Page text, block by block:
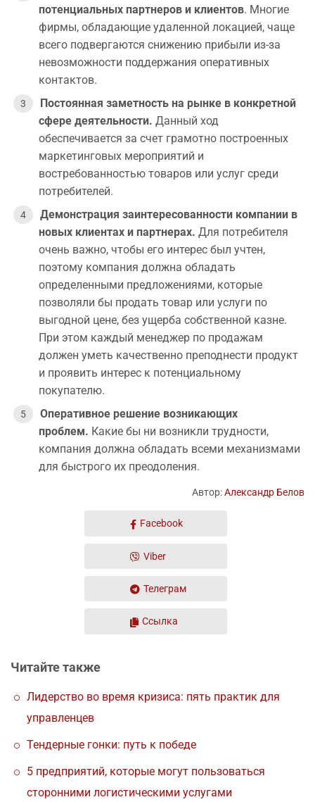
потенциальных партнеров и клиентов. Многие
фирмы, обладающие удаленной локацией, чаще
всего подвергаются снижению прибыли из-за
невозможности поддержания оперативных
контактов.
Постоянная заметность на рынке в конкретной
сфере деятельности. Данный ход
обеспечивается за счет грамотно построенных
маркетинговых мероприятий и
востребованностью товаров или услуг среди
потребителей.
Демонстрация заинтересованности компании в
новых клиентах и партнерах. Для потребителя
очень важно, чтобы его интерес был учтен,
поэтому компания должна обладать
определенными предложениями, которые
позволяли бы продать товар или услуги по
выгодной цене, без ущерба собственной казне.
При этом каждый менеджер по продажам
должен уметь качественно преподнести продукт
и проявить интерес к потенциальному
покупателю.
Оперативное решение возникающих
проблем. Какие бы ни возникли трудности,
компания должна обладать всеми механизмами
для быстрого их преодоления.
Автор:Александр Белов
Facebook
Viber
Телеграм
Ссылка
Читайте также
Лидерство во время кризиса: пять практик для
управленцев
Тендерные гонки: путь к победе
5 предприятий, которые могут пользоваться
сторонними логистическими услугами